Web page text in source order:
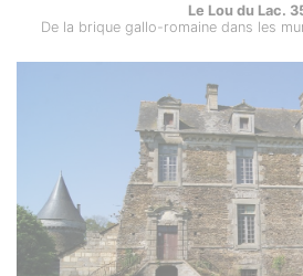
Le Lou du Lac.
De la brique gallo-romaine dans les